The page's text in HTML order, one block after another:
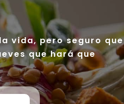
vida, pero seguro que
que hará que